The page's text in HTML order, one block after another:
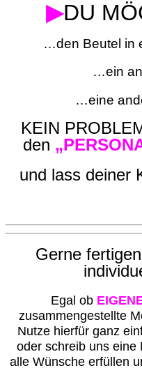
▶DU
…den Beutel in
…ein
…eine
KEIN
den
und lass deiner
Gerne
Egal ob
zusammengestellte
Nutze hierfür ganz
oder schreib uns eine
alle Wünsche erfüllen